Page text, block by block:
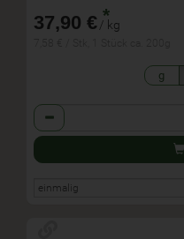
37,90 € *
/ kg
g
Anzahl